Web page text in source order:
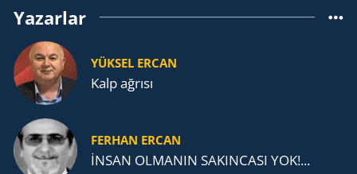
Yazarlar
YÜKSEL ERCAN
Kalp ağrısı
FERHAN ERCAN
İNSAN OLMANIN SAKINCASI YOK!...